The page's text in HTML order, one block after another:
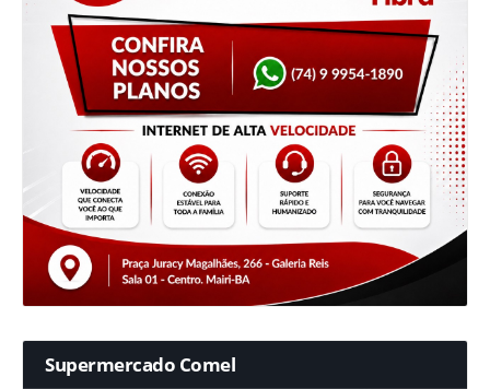
Supermercado Comel